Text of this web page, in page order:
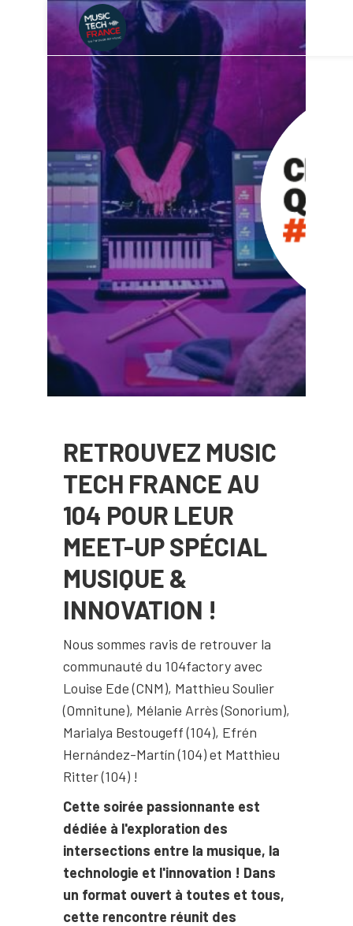
MEET-UP
104FACTORY |
MUSIQUE,
TECHNOLOGIE
ET INNOVATION
RETROUVEZ MUSIC
TECH FRANCE AU
104 POUR LEUR
MEET-UP SPÉCIAL
MUSIQUE &
INNOVATION !
Nous sommes ravis de retrouver la
communauté du 104factory avec
Louise Ede (CNM), Matthieu Soulier
(Omnitune), Mélanie Arrès (Sonorium),
Marialya Bestougeff (104), Efrén
Hernández-Martín (104) et Matthieu
Ritter (104) !
Cette soirée passionnante est
dédiée à l'exploration des
intersections entre la musique, la
technologie et l'innovation ! Dans
un format ouvert à toutes et tous,
cette rencontre réunit des